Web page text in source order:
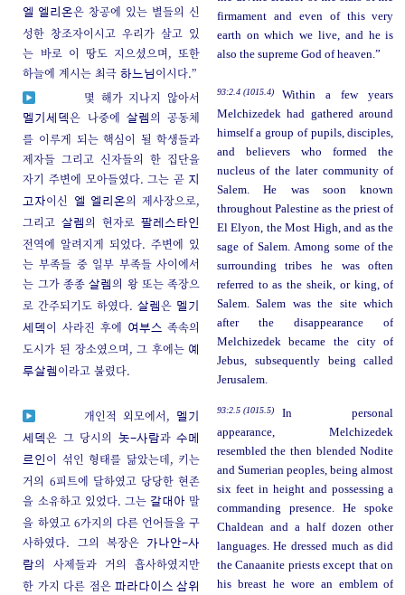
엘 엘리온은 창공에 있는 별들의 신
성한 창조자이시고 우리가 살고 있
는 바로 이 땅도 지으셨으며, 또한
하늘에 계시는 최극하느님 이시다.”
firmament and even of this very
earth on which we live, and he is
also the supreme God of heaven.”
몇 해가 지나지 않아서
멜기세덱은 나중에 살렘의 공동체
를 이루게 되는 핵심이 될 학생들과
제자들 그리고 신자들의 한 집단을
자기 주변에 모아들였다. 그는 곧 지
고자이신 엘 엘리온의 제사장으로,
그리고살렘의 현자로팔레스타인
전역에 알려지게 되었다. 주변에 있
는 부족들 중 일부 부족들 사이에서
는 그가 종종살렘의 왕 또는 족장으
로 간주되기도 하였다.살렘은 멜기
세덱 이 사라진 후에 여부스 족속의
도시가 된 장소였으며, 그 후에는 예
루살렘 이라고 불렸다.
93:2.4 (1015.4)
Within a few years
Melchizedek had gathered around
himself a group of pupils, disciples,
and believers who formed the
nucleus of the later community of
Salem. He was soon known
throughout Palestine as the priest of
El Elyon, the Most High, and as the
sage of Salem. Among some of the
surrounding tribes he was often
referred to as the sheik, or king, of
Salem. Salem was the site which
after the disappearance of
Melchizedek became the city of
Jebus, subsequently being called
Jerusalem.
개인적 외모에서,
멜기
세덱은 그 당시의 놋-사람과수메
르인 이 섞인 형태를 닮았는데, 키는
거의 6피트에 달하였고 당당한 현존
을 소유하고 있었다. 그는갈대아 말
을 하였고 6가지의 다른 언어들을 구
사하였다. 그의 복장은
가나안-사
람의 사제들과 거의 흡사하였지만
한 가지 다른 점은 파라다이스 삼위
93:2.5 (1015.5)
In personal
appearance, Melchizedek
resembled the then blended Nodite
and Sumerian peoples, being almost
six feet in height and possessing a
commanding presence. He spoke
Chaldean and a half dozen other
languages. He dressed much as did
the Canaanite priests except that on
his breast he wore an emblem of